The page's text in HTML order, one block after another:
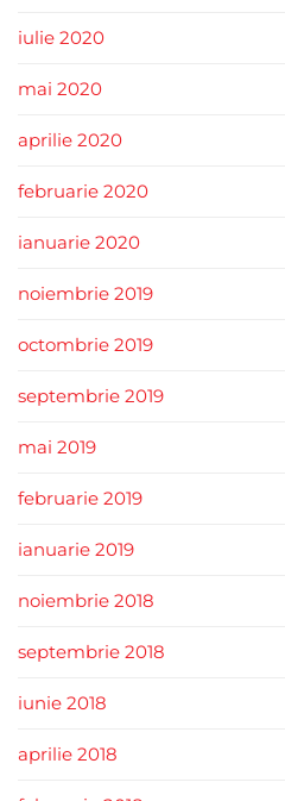
iulie 2020
mai 2020
aprilie 2020
februarie 2020
ianuarie 2020
noiembrie 2019
octombrie 2019
septembrie 2019
mai 2019
februarie 2019
ianuarie 2019
noiembrie 2018
septembrie 2018
iunie 2018
aprilie 2018